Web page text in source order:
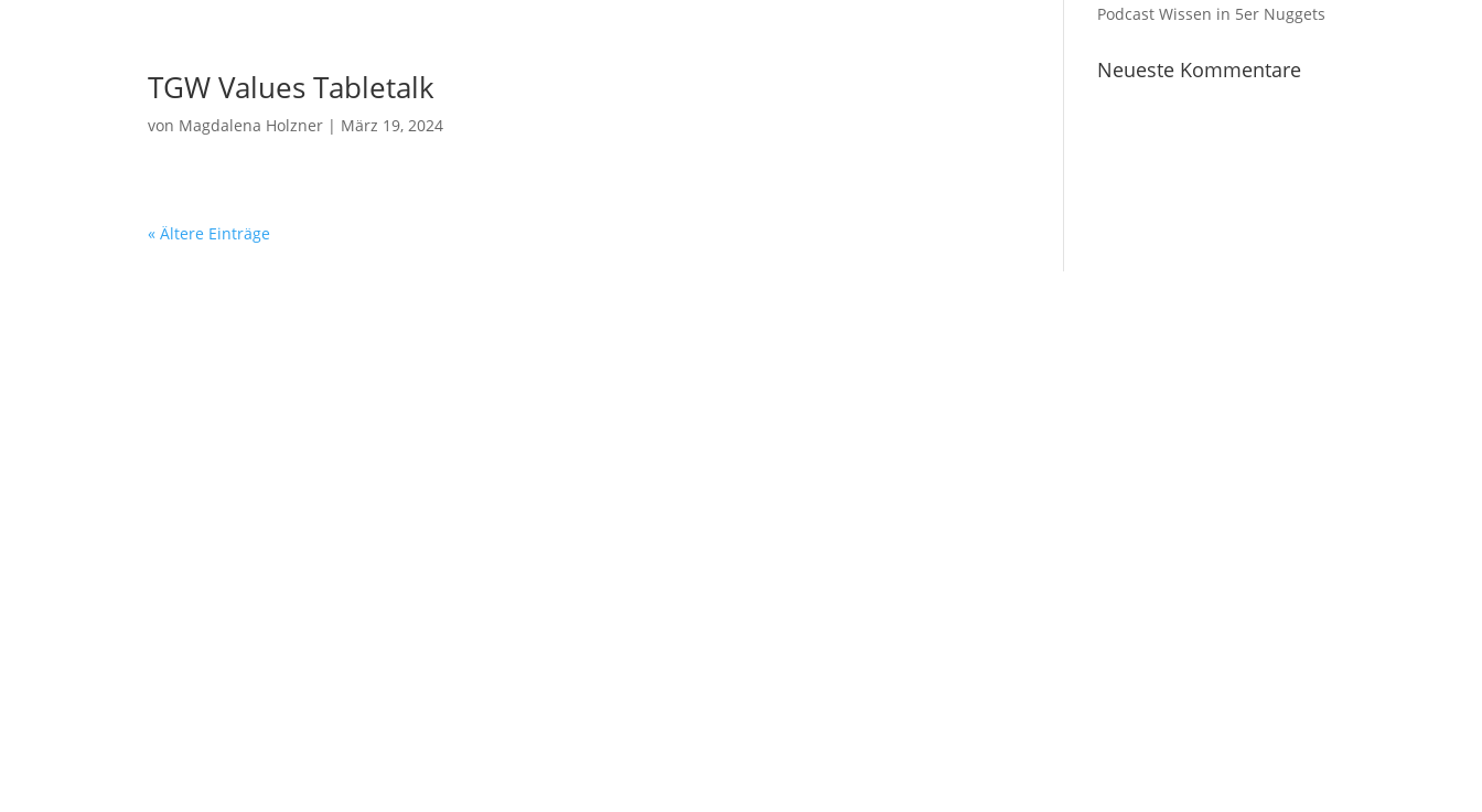
TGW Values Tabletalk
von Magdalena Holzner | März 19, 2024
« Ältere Einträge
Podcast Wissen in 5er Nuggets
Neueste Kommentare